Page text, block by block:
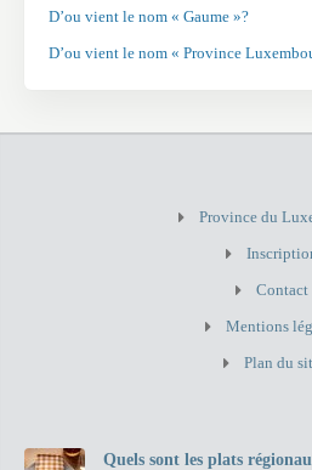
D’ou vient le nom « Gaume »?
D’ou vient le nom « Province
Province du
Contact
Mentions
Plan du
Quels sont les plats